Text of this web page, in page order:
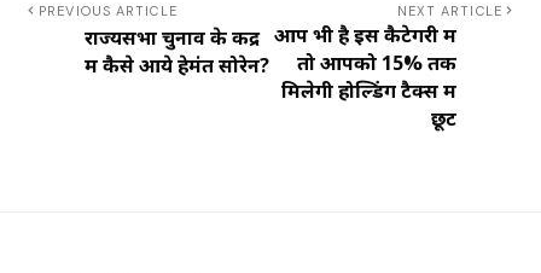
PREVIOUS ARTICLE
राज्यसभा चुनाव के केंद्र
में कैसे आये हेमंत सोरेन?
NEXT ARTICLE
आप भी है इस कैटेगरी में
तो आपको 15% तक
मिलेगी होल्डिंग टैक्स में
छूट